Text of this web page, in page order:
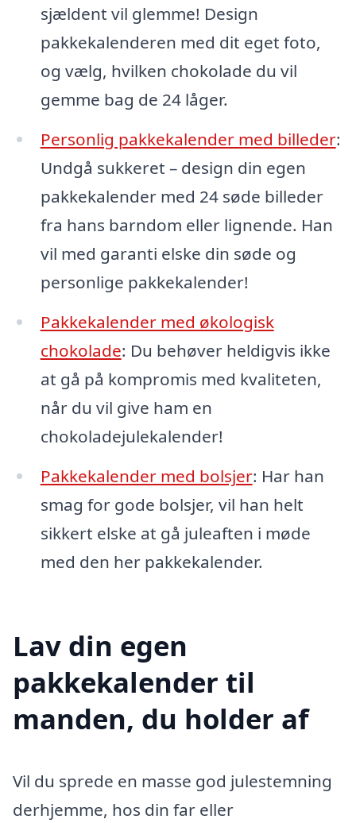
sjældent vil glemme! Design
pakkekalenderen med dit eget foto,
og vælg, hvilken chokolade du vil
gemme bag de 24 låger.
Personlig pakkekalender med billeder:
Undgå sukkeret – design din egen
pakkekalender med 24 søde billeder
fra hans barndom eller lignende. Han
vil med garanti elske din søde og
personlige pakkekalender!
Pakkekalender med økologisk
chokolade: Du behøver heldigvis ikke
at gå på kompromis med kvaliteten,
når du vil give ham en
chokoladejulekalender!
Pakkekalender med bolsjer: Har han
smag for gode bolsjer, vil han helt
sikkert elske at gå juleaften i møde
med den her pakkekalender.
Lav din egen
pakkekalender til
manden, du holder af
Vil du sprede en masse god julestemning
derhjemme, hos din far eller